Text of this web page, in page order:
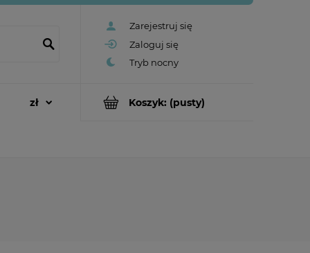
Zarejestruj się
Zaloguj się
Koszyk: (pusty)